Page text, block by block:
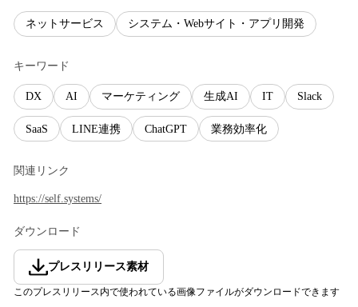
ネットサービス システム・Webサイト・アプリ開発
キーワード
DX AI マーケティング 生成AI IT Slack
SaaS LINE連携 ChatGPT 業務効率化
関連リンク
https://self.systems/
ダウンロード
プレスリリース素材
このプレスリリース内で使われている画像ファイルがダウンロードできます